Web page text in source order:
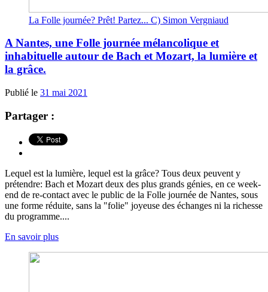
La Folle journée? Prêt! Partez... C) Simon Vergniaud
A Nantes, une Folle journée mélancolique et
inhabituelle autour de Bach et Mozart, la lumière et
la grâce.
Publié le 31 mai 2021
Partager :
Lequel est la lumière, lequel est la grâce? Tous deux peuvent y
prétendre: Bach et Mozart deux des plus grands génies, en ce week-
end de re-contact avec le public de la Folle journée de Nantes, sous
une forme réduite, sans la "folie" joyeuse des échanges ni la richesse
du programme....
En savoir plus